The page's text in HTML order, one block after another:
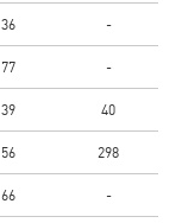
36 -
77 -
39 40
56 298
66 -